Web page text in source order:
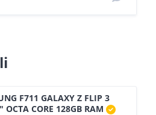
F711 GALAXY Z FLIP 3
OCTA CORE 128GB RAM